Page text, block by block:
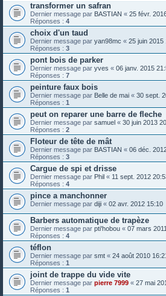
transformer un safran
Dernier message par BASTIAN « 25 févr.
Réponses : 4
choix d'un taud
Dernier message par yan98mc « 25 juin 2015
Réponses : 3
pont bois de parker
Dernier message par yves « 06 janv. 2015
Réponses : 7
peinture faux bois
Dernier message par Belle de mai « 30 sept.
Réponses : 1
peut on reparer une barre de fleche
Dernier message par samuel « 30 juin 2013
Réponses : 2
Floteur de tête de mât
Dernier message par BASTIAN « 06 déc.
Réponses : 3
Cargue de spi et drisse
Dernier message par Phil « 11 sept. 2012
Réponses : 4
pince a manchonner
Dernier message par diji « 02 avr. 2012 15:10
Barbers automatique de trapèze
Dernier message par pti'hobou « 07 mars
Réponses : 4
téflon
Dernier message par smt « 24 août 2010
Réponses : 1
joint de trappe du vide vite
Dernier message par pierre 7999 « 27 mai
Réponses : 1